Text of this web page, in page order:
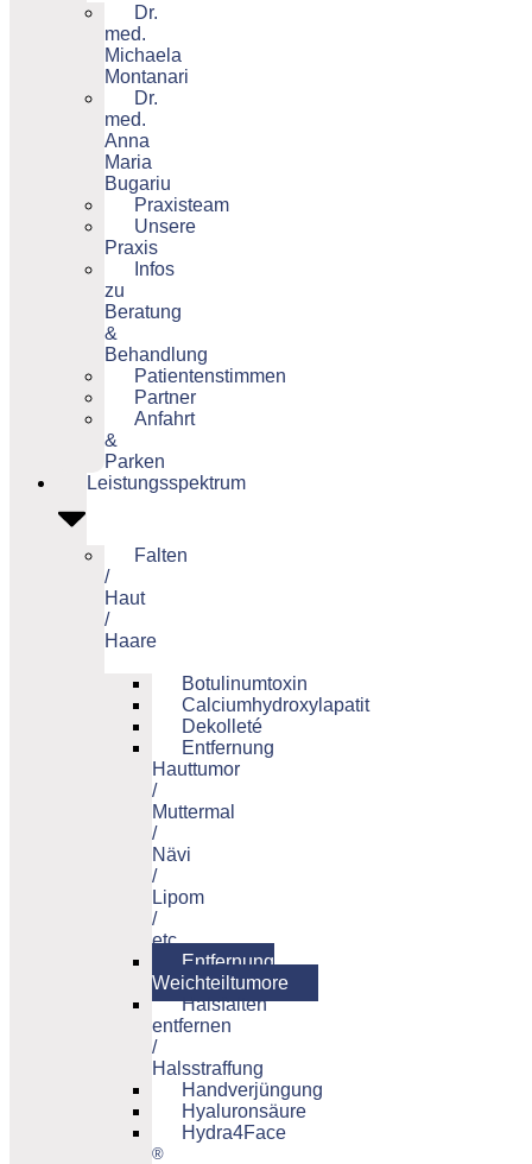
Dr.
med.
Michaela
Montanari
Dr.
med.
Anna
Maria
Bugariu
Praxisteam
Unsere
Praxis
Infos
zu
Beratung
&
Behandlung
Patientenstimmen
Partner
Anfahrt
&
Parken
Leistungsspektrum
Falten
/
Haut
/
Haare
Botulinumtoxin
Calciumhydroxylapatit
Dekolleté
Entfernung
Hauttumor
/
Muttermal
/
Nävi
/
Lipom
/
etc.
Entfernung
Weichteiltumore
Halsfalten
entfernen
/
Halsstraffung
Handverjüngung
Hyaluronsäure
Hydra4Face
®